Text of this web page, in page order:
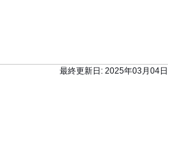
最終更新日: 2025年03月04日